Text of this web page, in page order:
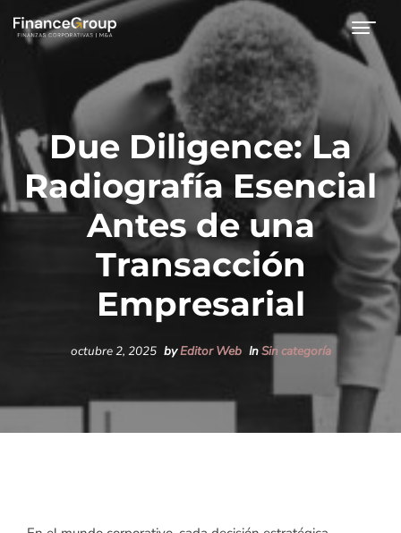
Due Diligence: La
Radiografía Esencial
Antes de una
Transacción
Empresarial
octubre 2, 2025 byEditor Web InSin categoría